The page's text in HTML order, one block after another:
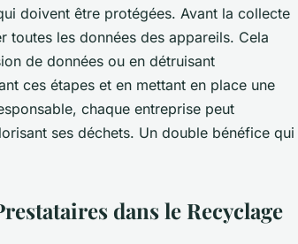
doivent être protégées. Avant la collecte
les données des appareils. Cela
de données ou en détruisant
ces étapes et en mettant en place une
chaque entreprise peut
ses déchets. Un double bénéfice qui
dans le Recyclage